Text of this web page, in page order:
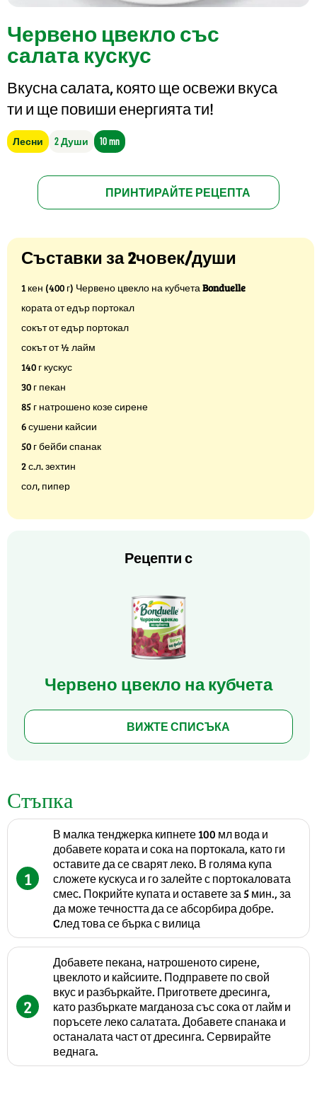
Червено цвекло със
салата кускус
Вкусна салата, която ще освежи вкуса
ти и ще повиши енергията ти!
Лесни 2 Души 10 mn
ПРИНТИРАЙТЕ РЕЦЕПТА
Съставки за 2човек/души
1 кен (400 г) Червено цвекло на кубчетаBonduelle
кората от едър портокал
сокът от едър портокал
сокът от ½ лайм
140 г кускус
30 г пекан
85 г натрошено козе сирене
6 сушени кайсии
50 г бейби спанак
2 с.л. зехтин
сол, пипер
Рецепти с
Червено цвекло на кубчета
ВИЖТЕ СПИСЪКА
Стъпка
1
В малка тенджерка кипнете 100 мл вода и
добавете кората и сока на портокала, като ги
оставите да се сварят леко. В голяма купа
сложете кускуса и го залейте с портокаловата
смес. Покрийте купата и оставете за 5 мин., за
да може течността да се абсорбира добре.
Cлед това се бърка с вилица
2
Добавете пекана, натрошеното сирене,
цвеклото и кайсиите. Подправете по свой
вкус и разбъркайте. Пригответе дресинга,
като разбъркате магданоза със сока от лайм и
поръсете леко салатата. Добавете спанака и
останалата част от дресинга. Сервирайте
веднага.